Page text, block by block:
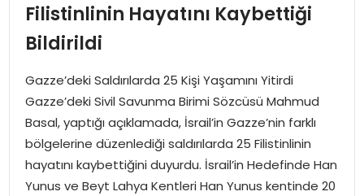
TEKNOLOJI
EĞITIM
MAGAZIN
SPOR
Filistinlinin Hayatını Kaybettiği
Bildirildi
Gazze’deki Saldırılarda 25 Kişi Yaşamını Yitirdi
Gazze’deki Sivil Savunma Birimi Sözcüsü Mahmud
Basal, yaptığı açıklamada, İsrail’in Gazze’nin farklı
bölgelerine düzenlediği saldırılarda 25 Filistinlinin
hayatını kaybettiğini duyurdu. İsrail’in Hedefinde Han
Yunus ve Beyt Lahya Kentleri Han Yunus kentinde 20